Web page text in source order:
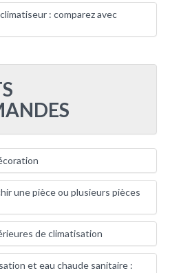
: comparez avec
une pièce ou plusieurs pièces
de climatisation
et eau chaude sanitaire :